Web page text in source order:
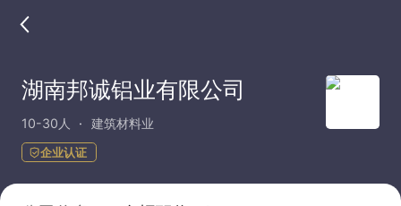
湖南邦诚铝业有限公司
10-30人 建筑材料业
企业认证